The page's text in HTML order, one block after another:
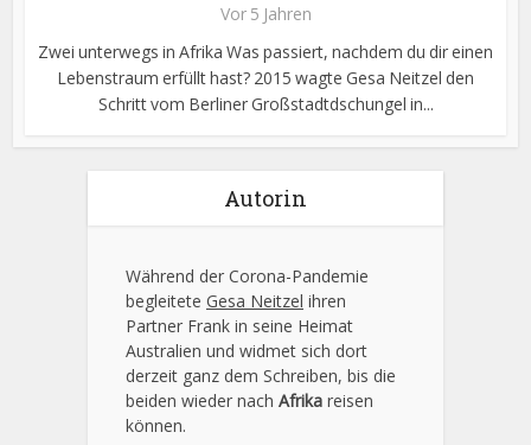
Vor 5 Jahren
Zwei unterwegs in Afrika Was passiert, nachdem du dir einen
Lebenstraum erfüllt hast? 2015 wagte Gesa Neitzel den
Schritt vom Berliner Großstadtdschungel in...
Autorin
Während der Corona-Pandemie
begleitete Gesa Neitzel ihren
Partner Frank in seine Heimat
Australien und widmet sich dort
derzeit ganz dem Schreiben, bis die
beiden wieder nach Afrika reisen
können.